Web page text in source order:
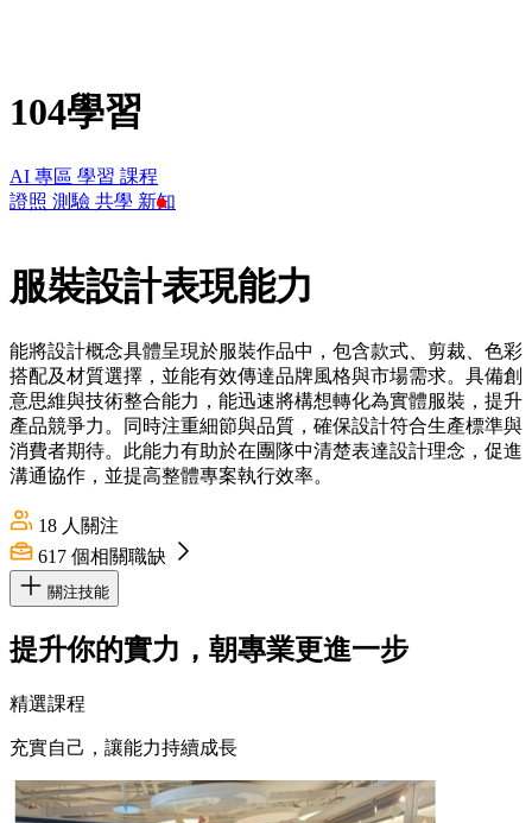
104學習
AI 專區 學習 課程
證照 測驗 共學 新知
服裝設計表現能力
能將設計概念具體呈現於服裝作品中，包含款式、剪裁、色彩
搭配及材質選擇，並能有效傳達品牌風格與市場需求。具備創
意思維與技術整合能力，能迅速將構想轉化為實體服裝，提升
產品競爭力。同時注重細節與品質，確保設計符合生產標準與
消費者期待。此能力有助於在團隊中清楚表達設計理念，促進
溝通協作，並提高整體專案執行效率。
18 人關注
617 個相關職缺
關注技能
提升你的實力，朝專業更進一步
精選課程
充實自己，讓能力持續成長